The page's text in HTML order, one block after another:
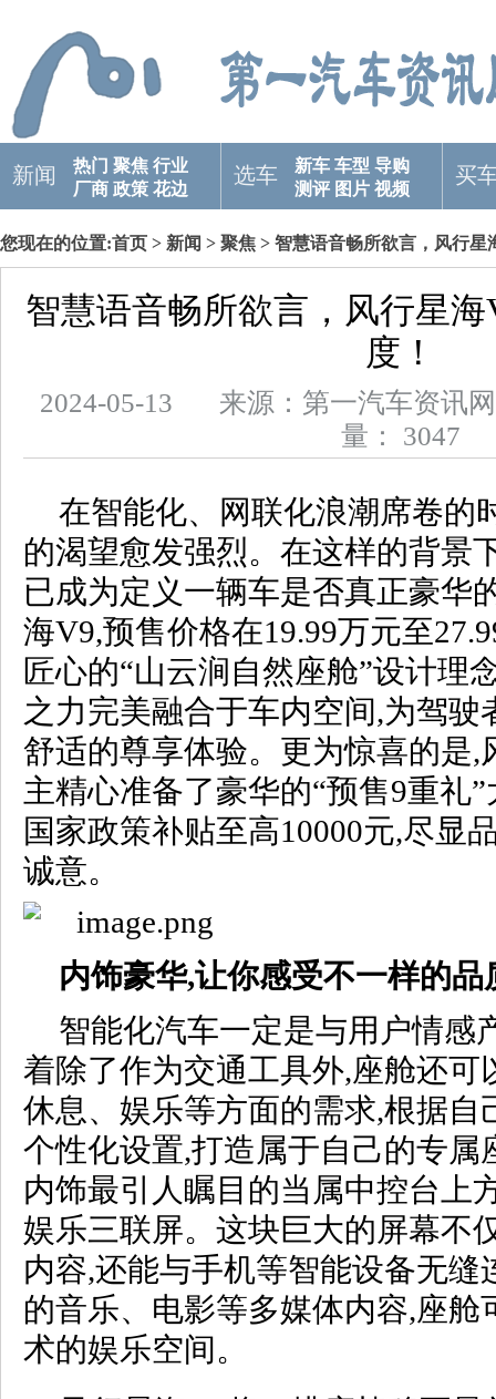
新闻 热门 聚焦 行业
厂商 政策 花边
选车 新车 车型 导购
测评 图片 视频
买
您现在的位置:首页 > 新闻 > 聚焦 > 智慧语音畅所欲言，风行星
智慧语音畅所欲言，风行星
度！
2024-05-13 来源：第一汽车资
量： 3047
在智能化、网联化浪潮席卷的
的渴望愈发强烈。在这样的背景
已成为定义一辆车是否真正豪华
海V9,预售价格在19.99万元至
匠心的“山云涧自然座舱”设计理
之力完美融合于车内空间,为驾驶
舒适的尊享体验。更为惊喜的是,
主精心准备了豪华的“预售9重礼
国家政策补贴至高10000元,尽显
诚意。
内饰豪华,让你感受不一样的品
智能化汽车一定是与用户情感
着除了作为交通工具外,座舱还可
休息、娱乐等方面的需求,根据自
个性化设置,打造属于自己的专属
内饰最引人瞩目的当属中控台上
娱乐三联屏。这块巨大的屏幕不
内容,还能与手机等智能设备无缝
的音乐、电影等多媒体内容,座舱
术的娱乐空间。